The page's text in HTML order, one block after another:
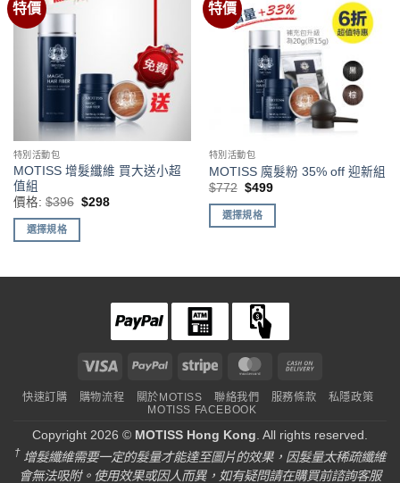
特價
特別活動包
MOTISS 增髮纖維 買大送小超
值組
價格: $396 原
$298目
選擇規格
特價
特別活動包
MOTISS 魔髮粉 35% off 迎新組
$772 原
價
格：
$499目
選擇規格
Visa PayPal Stripe MasterCard
Delivery
快速訂購 購物流程 關於MOTISS 聯絡我們 服務條款
私隱政策
MOTISS FACEBOOK
Copyright 2026 © MOTISS Hong Kong . All rights reserved.
† 增髮纖維需要一定的髮量才能達至圖片的效果，因髮量太稀疏纖維
會無法吸附。使用效果或因人而異，如有疑問請在購買前諮詢客服